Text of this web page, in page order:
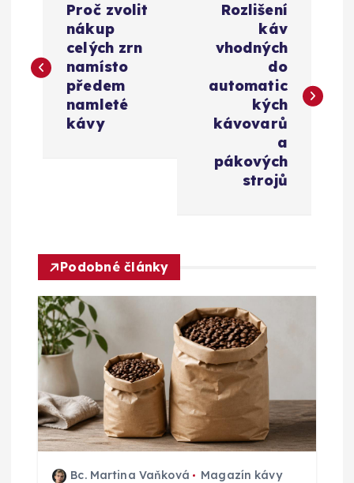
v
e
p
r
o
p
ř
Proč zvolit
nákup
celých zrn
namísto
předem
namleté
kávy
Rozlišení
káv
vhodných
do
automatic
kých
kávovarů
a
pákových
strojů
Podobné články
Bc. Martina Vaňková Magazín kávy